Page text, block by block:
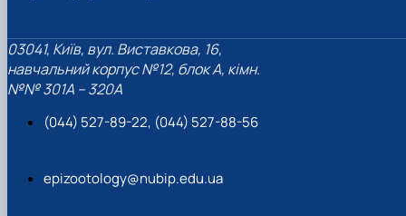
03041, Київ, вул. Виставкова, 16,
навчальний корпус №12, блок А, кімн.
№№ 301A – 320A
(044) 527-89-22, (044) 527-88-56
epizootology@nubip.edu.ua